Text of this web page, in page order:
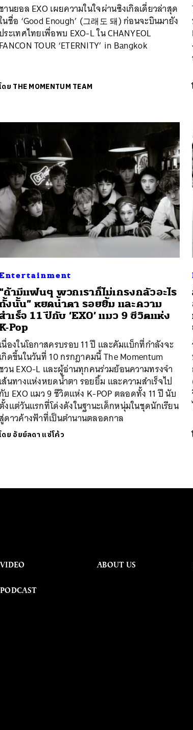
านยอล EXO เผยความในใจผ่านซิงเกิลเดี่ยวล่าสุด
นชื่อ ‘Good Enough’ (그래도 돼) ก่อนจะบินมายัง
ระเทศไทยเพื่อพบ EXO-L ใน CHANYEOL
FANCON TOUR ‘ETERNITY’ in Bangkok
ดย THE MOMENTUM TEAM
“ถ้ามีแฟนๆ พวกเราก็ไม่เกรงกลัวอะไร
งนั้น” หยดน้ำตา รอยยิ้ม และความ
ำเร็จ 11 ปีกับ ‘EXO’ แมว 9 ชีวิตแห่ง
Pop
เนื่องในโอกาสครบรอบ 11 ปี และคัมแบ็กที่กำลังจะ
เกิดขึ้นในวันที่ 10 กรกฎาคมนี้ The Momentum
วน EXO-L และผู้อ่านทุกคนร่วมย้อนความทรงจำ
เส้นทางแห่งหยดน้ำตา รอยยิ้ม และความสำเร็จไป
บ EXO แมว 9 ชีวิตแห่ง K-POP ตลอดทั้ง 11 ปี นับ
ตั้งแต่วันแรกที่โด่งดังในฐานะเด็กหนุ่มในชุดนักเรียน
ดาวค้างฟ้าที่เป็นตำนานตลอดกาล
ดย อัยย์ลดา แซ่โค้ว
VIDEO
PODCAST
ABOUT US
SHARE TWEET LINE EMAIL